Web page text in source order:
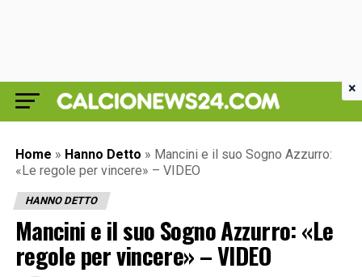
Home » Hanno Detto » Mancini e il suo Sogno Azzurro:
«Le regole per vincere» – VIDEO
HANNO DETTO
Mancini e il suo Sogno Azzurro: «Le
regole per vincere» – VIDEO
×